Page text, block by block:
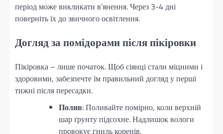
період може викликати в’янення. Через 3-4 дні
поверніть їх до звичного освітлення.
Догляд за помідорами після пікіровки
Пікіровка – лише початок. Щоб сіянці стали міцними і
здоровими, забезпечте їм правильний догляд у перші
тижні після пересадки.
Полив: Поливайте помірно, коли верхній
шар ґрунту підсохне. Надлишок вологи
провокує гниль коренів.